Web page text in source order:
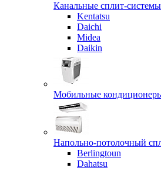
Канальные сплит-системы
Kentatsu
Daichi
Midea
Daikin
Мобильные
Напольно-потолочный
Berlingtoun
Dahatsu